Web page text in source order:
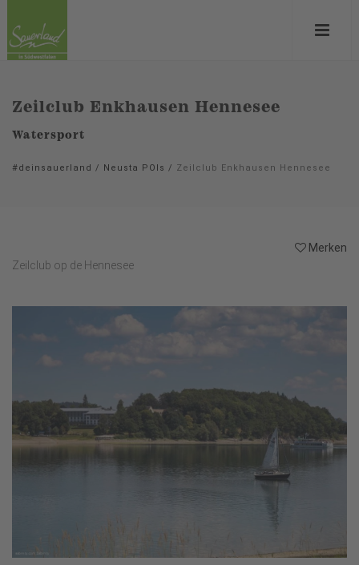
Zeilclub Enkhausen Hennesee
Watersport
#deinsauerland / Neusta POIs / Zeilclub Enkhausen Hennesee
Merken
Zeilclub op de Hennesee